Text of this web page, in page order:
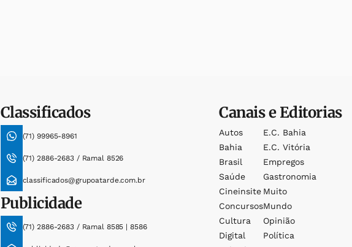
Classificados
(71) 99965-8961
(71) 2886-2683 / Ramal 8526
classificados@grupoatarde.com.br
Publicidade
(71) 2886-2683 / Ramal 8585 | 8586
Canais e Editorias
Autos
Bahia
Brasil
Saúde
Cineinsite
Concursos
Cultura
Digital
E.c. Bahia
E.c. Vitória
Empregos
Gastronomia
Muito
Mundo
Opinião
Política